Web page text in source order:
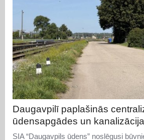
Daugavpilī paplašinās
ūdensapgādes un
SIA “Daugavpils ūdens” noslēgusi